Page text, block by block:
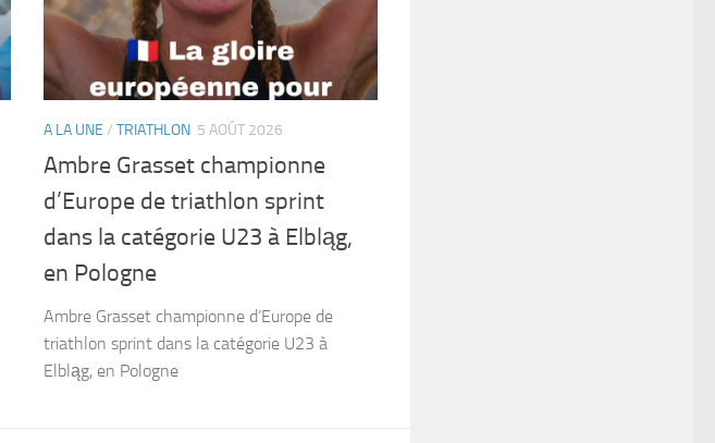
A LA UNE / TRIATHLON 5 AOÛT 2026
Ambre Grasset championne
d’Europe de triathlon sprint
dans la catégorie U23 à Elbląg,
en Pologne
Ambre Grasset championne d’Europe de
triathlon sprint dans la catégorie U23 à
Elbląg, en Pologne